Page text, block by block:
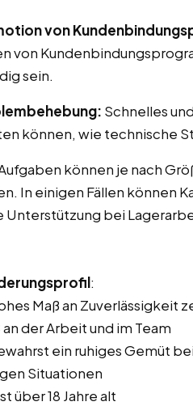
von
von
sein.
Schnelles
können, wie technische
können je nach
In einigen Fällen können
Unterstützung bei
:
Maß an Zuverlässigkeit
an der Arbeit und im Team
ein ruhiges Gemüt
Situationen
über 18 Jahre alt